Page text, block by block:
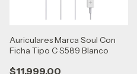
Auriculares Marca Soul Con
Ficha Tipo C S589 Blanco
$11.999,00